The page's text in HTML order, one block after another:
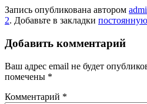
Запись опубликована автором
2. Добавьте в закладки
Добавить комментарий
Ваш адрес email не будет
помечены *
Комментарий *